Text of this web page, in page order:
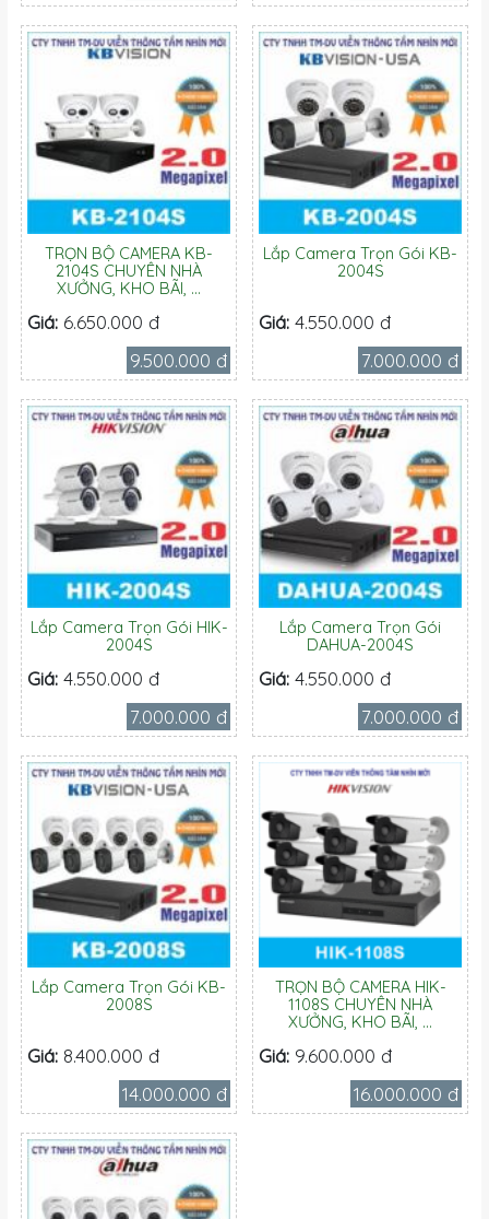
TRỌN BỘ CAMERA KB-
2104S CHUYÊN NHÀ
XƯỞNG, KHO BÃI, ...
Giá: 6.650.000 đ
9.500.000 đ
Lắp Camera Trọn Gói KB-
2004S
Giá: 4.550.000 đ
7.000.000 đ
Lắp Camera Trọn Gói HIK-
2004S
Giá: 4.550.000 đ
7.000.000 đ
Lắp Camera Trọn Gói
DAHUA-2004S
Giá: 4.550.000 đ
7.000.000 đ
Lắp Camera Trọn Gói KB-
2008S
Giá: 8.400.000 đ
14.000.000 đ
TRỌN BỘ CAMERA HIK-
1108S CHUYÊN NHÀ
XƯỞNG, KHO BÃI, ...
Giá: 9.600.000 đ
16.000.000 đ